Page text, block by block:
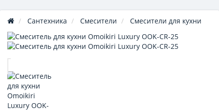
Сантехника Смесители Смесители для кухни